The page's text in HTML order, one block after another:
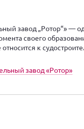
завод „Ротор“» —
своего
к
завод «Ротор»